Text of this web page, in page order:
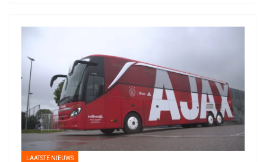
LAATSTE NIEUWS